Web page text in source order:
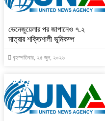
ভেনেজুয়েলার পর জাপানেও ৭.২
মাত্রার শক্তিশালী ভূমিকম্প
বৃহস্পতিবার, ২৫ জুন, ২০২৬